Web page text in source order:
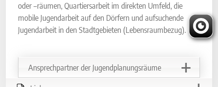
oder –räumen, Quartiersarbeit im direkten Umfeld, die
mobile Jugendarbeit auf den Dörfern und aufsuchende
Jugendarbeit in den Stadtgebieten (Lebensraumbezug).
Ansprechpartner der Jugendplanungsräume